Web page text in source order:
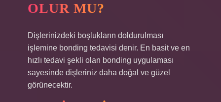
OLUR MU?
Dişlerinizdeki boşlukların doldurulması
işlemine bonding tedavisi denir. En basit ve en
hızlı tedavi şekli olan bonding uygulaması
sayesinde dişleriniz daha doğal ve güzel
görünecektir.